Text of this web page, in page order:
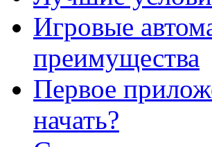
Игровые
преимущества
Первое
начать?